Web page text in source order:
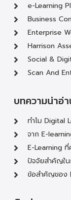
e-Learning
Business
Enterprise
Harrison
Social &
Scan And
บทความน่าอ่
ทำไม Digital
จาก E-
E-Learning
ปัจจัยสำคัญใ
ข้อสำคัญของ